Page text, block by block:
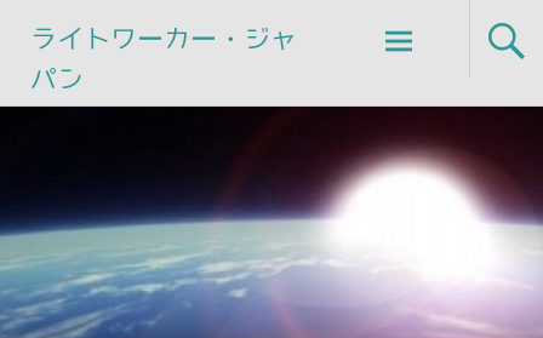
ライトワーカー・ジャ
パン
Skip
to